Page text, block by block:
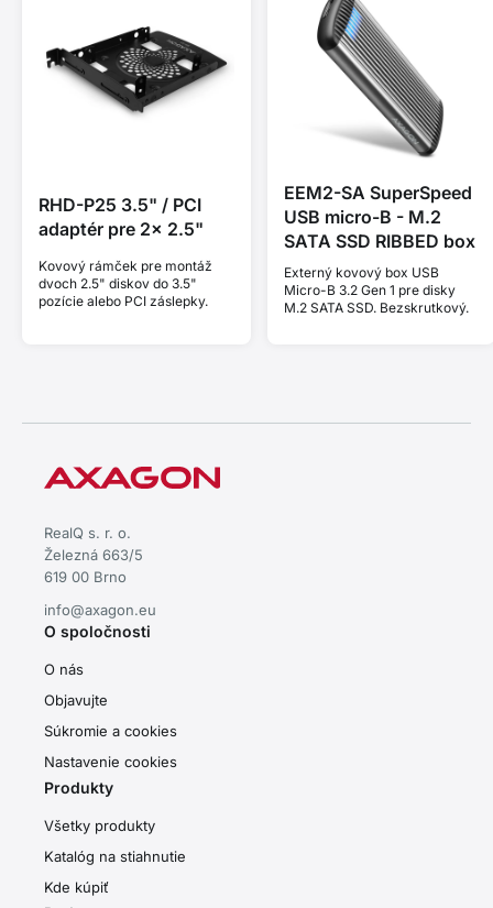
RHD-P25 3.5" / PCI
adaptér pre 2x 2.5"
Kovový rámček pre montáž
dvoch 2.5" diskov do 3.5"
pozície alebo PCI záslepky.
EEM2-SA SuperSpeed
USB micro-B - M.2
SATA SSD RIBBED box
Externý kovový box USB
Micro-B 3.2 Gen 1 pre disky
M.2 SATA SSD. Bezskrutkový.
RealQ s. r. o.
Železná 663/5
619 00 Brno
info@axagon.eu
O spoločnosti
O nás
Objavujte
Súkromie a cookies
Nastavenie cookies
Produkty
Všetky produkty
Katalóg na stiahnutie
Kde kúpiť